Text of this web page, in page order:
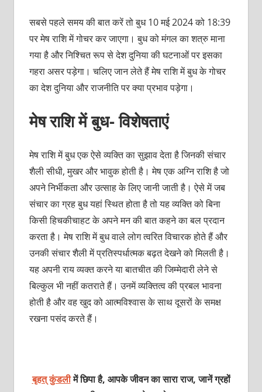
सबसे पहले समय की बात करें तो बुध 10 मई 2024 को 18:39
पर मेष राशि में गोचर कर जाएगा। बुध को मंगल का शत्रु माना
गया है और निश्चित रूप से देश दुनिया की घटनाओं पर इसका
गहरा असर पड़ेगा। चलिए जान लेते हैं मेष राशि में बुध के गोचर
का देश दुनिया और राजनीति पर क्या प्रभाव पड़ेगा।
मेष राशि में बुध- विशेषताएं
मेष राशि में बुध एक ऐसे व्यक्ति का सुझाव देता है जिनकी संचार
शैली सीधी, मुखर और भावुक होती है। मेष एक अग्नि राशि है जो
अपने निर्भीकता और उत्साह के लिए जानी जाती है। ऐसे में जब
संचार का ग्रह बुध यहां स्थित होता है तो यह व्यक्ति को बिना
किसी हिचकीचाहट के अपने मन की बात कहने का बल प्रदान
करता है। मेष राशि में बुध वाले लोग त्वरित विचारक होते हैं और
उनकी संचार शैली में प्रतिस्पर्धात्मक बढ़त देखने को मिलती है।
यह अपनी राय व्यक्त करने या बातचीत की जिम्मेदारी लेने से
बिल्कुल भी नहीं कतराते हैं। उनमें व्यक्तित्व की प्रबल भावना
होती है और वह खुद को आत्मविश्वास के साथ दूसरों के समक्ष
रखना पसंद करते हैं।
बृहत् कुंडलीमें छिपा है, आपके जीवन का सारा राज, जानें ग्रहों